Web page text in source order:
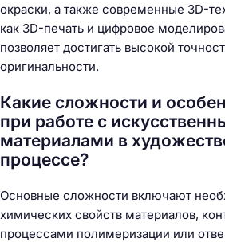
окраски, а также современные 3D-
как 3D-печать и цифровое
позволяет достигать высокой
оригинальности.
Какие сложности и
при работе с
материалами в
процессе?
Основные сложности включают
химических свойств материалов,
процессами полимеризации или